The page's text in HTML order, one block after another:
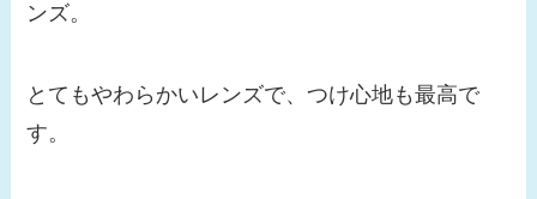
ンズ。
とてもやわらかいレンズで、つけ心地も最高で
す。